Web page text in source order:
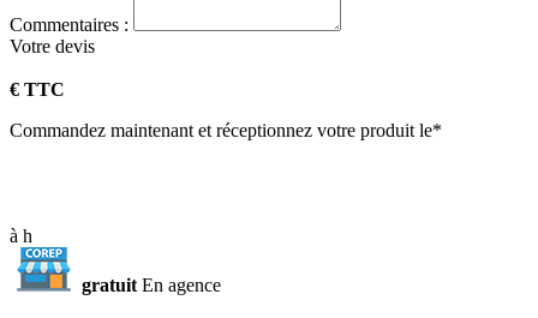
Commentaires :
Votre devis
€ TTC
Commandez maintenant et réceptionnez votre produit le*
à h
gratuit En agence